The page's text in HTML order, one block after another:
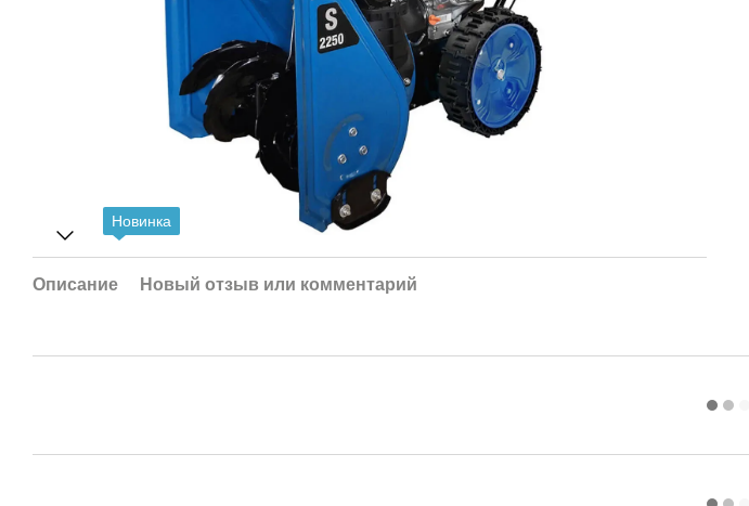
Новинка
Описание Новый отзыв или комментарий